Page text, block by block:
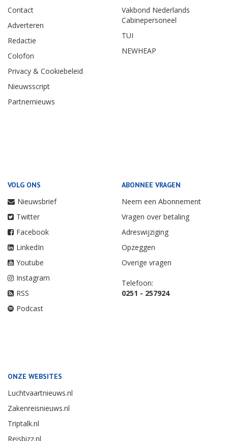
Contact
Adverteren
Redactie
Colofon
Privacy & Cookiebeleid
Nieuwsscript
Partnernieuws
Vakbond Nederlands
Cabinepersoneel
TUI
NEWHEAP
VOLG ONS
Nieuwsbrief
Twitter
Facebook
LinkedIn
Youtube
Instagram
RSS
Podcast
ABONNEE VRAGEN
Neem een Abonnement
Vragen over betaling
Adreswijziging
Opzeggen
Overige vragen
Telefoon:
0251 - 257924
ONZE WEBSITES
Luchtvaartnieuws.nl
Zakenreisnieuws.nl
Triptalk.nl
Reisbizz.nl